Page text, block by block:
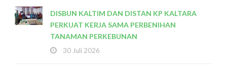
DISBUN KALTIM DAN DISTAN KP KALTARA
PERKUAT KERJA SAMA PERBENIHAN
TANAMAN PERKEBUNAN
30 Juli 2026